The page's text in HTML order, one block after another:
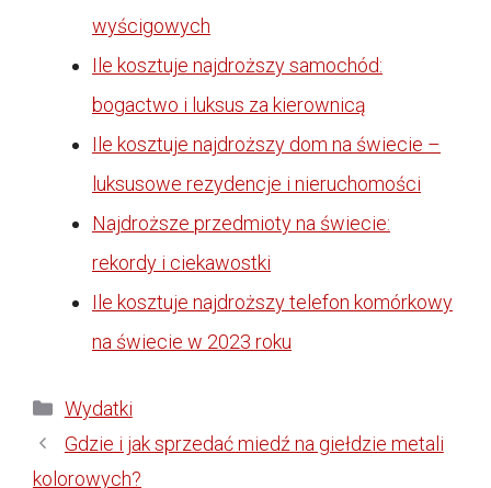
wyścigowych
Ile kosztuje najdroższy samochód:
bogactwo i luksus za kierownicą
Ile kosztuje najdroższy dom na świecie –
luksusowe rezydencje i nieruchomości
Najdroższe przedmioty na świecie:
rekordy i ciekawostki
Ile kosztuje najdroższy telefon komórkowy
na świecie w 2023 roku
Kategorie
Wydatki
Gdzie i jak sprzedać miedź na giełdzie metali
kolorowych?